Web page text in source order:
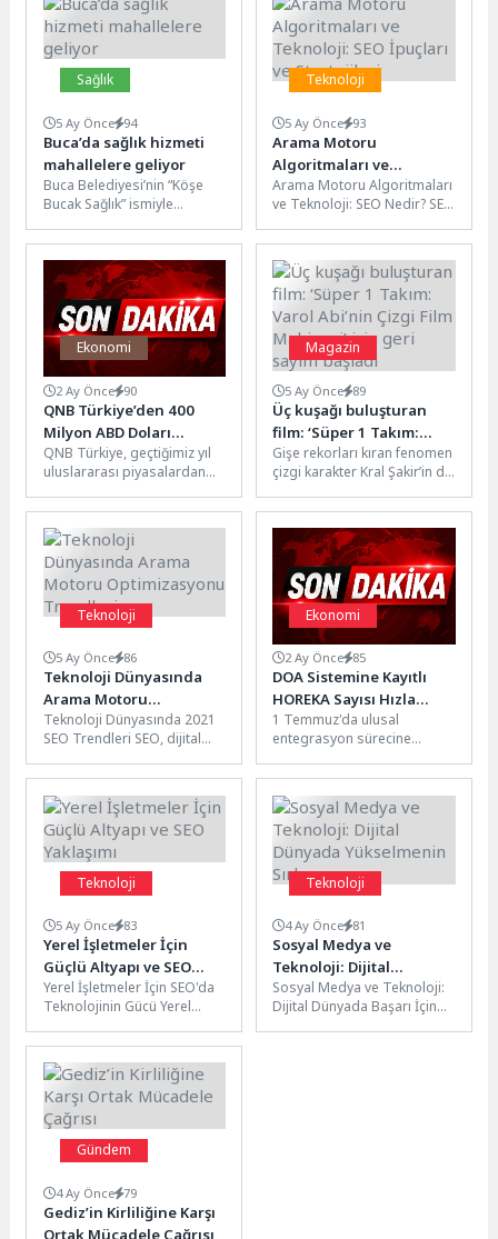
doğrultusunda hayata
geçirdiği...
Sağlık
5 Ay Önce 94
Buca’da sağlık hizmeti
mahallelere geliyor
Buca Belediyesi’nin “Köşe
Bucak Sağlık” ismiyle
tüm hızıyla devam ediyor.
Çalışmayı Buca’nın...
Teknoloji
5 Ay Önce 93
Arama Motoru
Algoritmaları ve
Teknoloji: SEO İpuçları
ve Stratejileri
Arama Motoru Algoritmaları
ve Teknoloji: SEO Nedir? SEO
Optimization), web
sitelerinin arama
motorlarında...
Ekonomi
2 Ay Önce 90
QNB Türkiye’den 400
Milyon ABD Doları
Tutarında
Sürdürülebilirlik Temalı
Sendikasyon Kredisi
QNB Türkiye, geçtiğimiz yıl
uluslararası piyasalardan
doları tutarındaki
sürdürülebilirlik temalı
sendikasyon...
Magazin
5 Ay Önce 89
Üç kuşağı buluşturan
film: ‘Süper 1 Takım:
Varol Abi’nin Çizgi Film
Makinesi’ için geri sayım
başladı
Gişe rekorları kıran fenomen
çizgi karakter Kral Şakir’in de
1 Takım: Varol...
Teknoloji
5 Ay Önce 86
Teknoloji Dünyasında
Arama Motoru
Optimizasyonu Trendleri
Teknoloji Dünyasında 2021
SEO Trendleri SEO, dijital
rekabetçi olmanın temel
unsurlarından...
Ekonomi
2 Ay Önce 85
DOA Sistemine Kayıtlı
HOREKA Sayısı Hızla
Artıyor
1 Temmuz'da ulusal
entegrasyon sürecine
Ambalajlar (DOA)
Sisteminde HOREKA (otel,
restoran ve...
Teknoloji
5 Ay Önce 83
Yerel İşletmeler İçin
Güçlü Altyapı ve SEO
Yaklaşımı
Yerel İşletmeler İçin SEO'da
Teknolojinin Gücü Yerel
güçlendirmek ve hedef
kitlelerine daha...
Teknoloji
4 Ay Önce 81
Sosyal Medya ve
Teknoloji: Dijital
Dünyada Yükselmenin
Sırları
Sosyal Medya ve Teknoloji:
Dijital Dünyada Başarı İçin
Gündem
4 Ay Önce 79
Gediz’in Kirliliğine Karşı
Ortak Mücadele Çağrısı